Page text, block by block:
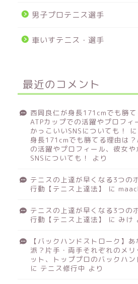
男子プロテニス選手
車いすテニス・選手
最近のコメント
西岡良仁が身長171cmでも勝て
ATPカップでの活躍やプロフィ
かっこいいSNSについても！
に
身長171cmでも勝てる理由は？
の活躍やプロフィール、彼女や
SNSについても！
より
テニスの上達が早くなる3つの
行動【テニス上達法】
に
テニスの上達が早くなる3つの
行動【テニス上達法】
に みけ
【バックハンドストローク】
派？片手・両手それぞれのメリ
ット、トッププロのバックハン
に テニス修行中 より